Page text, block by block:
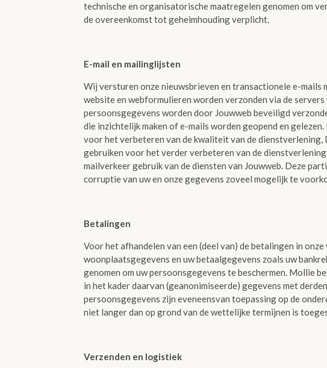
technische en organisatorische maatregelen genomen om
de overeenkomst tot geheimhouding verplicht.
E-mail en mailinglijsten
Wij versturen onze nieuwsbrieven en transactionele e-mails
website en webformulieren worden verzonden via de
persoonsgegevens worden door Jouwweb beveiligd
die inzichtelijk maken of e-mails worden geopend en
voor het verbeteren van de kwaliteit van de dienstverlening,
gebruiken voor het verder verbeteren van de
mailverkeer gebruik van de diensten van Jouwweb. Deze
corruptie van uw en onze gegevens zoveel mogelijk te
Betalingen
Voor het afhandelen van een (deel van) de betalingen in
woonplaatsgegevens en uw betaalgegevens zoals uw
genomen om uw persoonsgegevens te beschermen. Mollie
in het kader daarvan (geanonimiseerde) gegevens met
persoonsgegevens zijn eveneensvan toepassing op de
niet langer dan op grond van de wettelijke termijnen is
Verzenden en logistiek